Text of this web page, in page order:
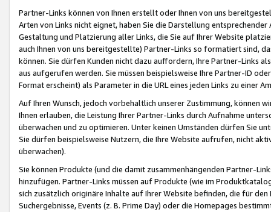
Partner-Links können von Ihnen erstellt oder Ihnen von uns
Arten von Links nicht eignet, haben Sie die Darstellung
Gestaltung und Platzierung aller Links, die Sie auf Ihrer Website
auch Ihnen von uns bereitgestellte) Partner-Links so formatiert sind,
können. Sie dürfen Kunden nicht dazu auffordern, Ihre Partner-Links
aus aufgerufen werden. Sie müssen beispielsweise Ihre Partner-ID
Format erscheint) als Parameter in die URL eines jeden Links zu einer
Auf Ihren Wunsch, jedoch vorbehaltlich unserer Zustimmung, können
Ihnen erlauben, die Leistung Ihrer Partner-Links durch Aufnahme
überwachen und zu optimieren. Unter keinen Umständen dürfen Sie
Sie dürfen beispielsweise Nutzern, die Ihre Website aufrufen, nicht
überwachen).
Sie können Produkte (und die damit zusammenhängenden Partner-
hinzufügen. Partner-Links müssen auf Produkte (wie im
sich zusätzlich originäre Inhalte auf Ihrer Website befinden, die für
Suchergebnisse, Events (z. B. Prime Day) oder die Homepages